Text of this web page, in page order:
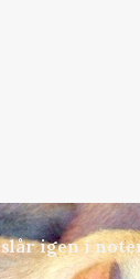
igen i